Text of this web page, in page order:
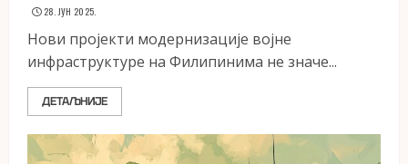
28. ЈУН 2025.
Нови пројекти модернизације војне
инфраструктуре на Филипинима не значе...
ДЕТАЉНИЈЕ